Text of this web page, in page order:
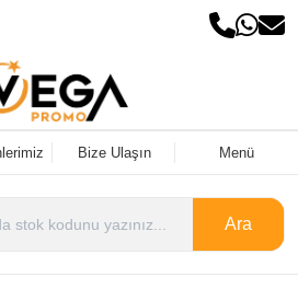
Bize Ulaşın Menü
Ara